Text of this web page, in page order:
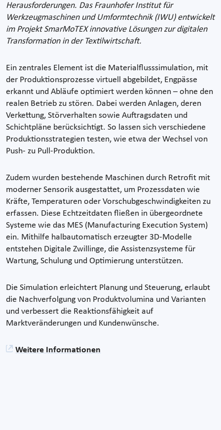
Herausforderungen. Das Fraunhofer Institut für
Werkzeugmaschinen und Umformtechnik (IWU) entwickelt
im Projekt SmarMoTEX innovative Lösungen zur digitalen
Transformation in der Textilwirtschaft.
Ein zentrales Element ist die Materialflusssimulation, mit
der Produktionsprozesse virtuell abgebildet, Engpässe
erkannt und Abläufe optimiert werden können – ohne den
realen Betrieb zu stören. Dabei werden Anlagen, deren
Verkettung, Störverhalten sowie Auftragsdaten und
Schichtpläne berücksichtigt. So lassen sich verschiedene
Produktionsstrategien testen, wie etwa der Wechsel von
Push- zu Pull-Produktion.
Zudem wurden bestehende Maschinen durch Retrofit mit
moderner Sensorik ausgestattet, um Prozessdaten wie
Kräfte, Temperaturen oder Vorschubgeschwindigkeiten zu
erfassen. Diese Echtzeitdaten fließen in übergeordnete
Systeme wie das MES (Manufacturing Execution System)
ein. Mithilfe halbautomatisch erzeugter 3D-Modelle
entstehen Digitale Zwillinge, die Assistenzsysteme für
Wartung, Schulung und Optimierung unterstützen.
Die Simulation erleichtert Planung und Steuerung, erlaubt
die Nachverfolgung von Produktvolumina und Varianten
und verbessert die Reaktionsfähigkeit auf
Marktveränderungen und Kundenwünsche.
Weitere Informationen